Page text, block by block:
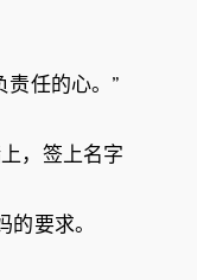
责任的心。”
，签上名字
要求。